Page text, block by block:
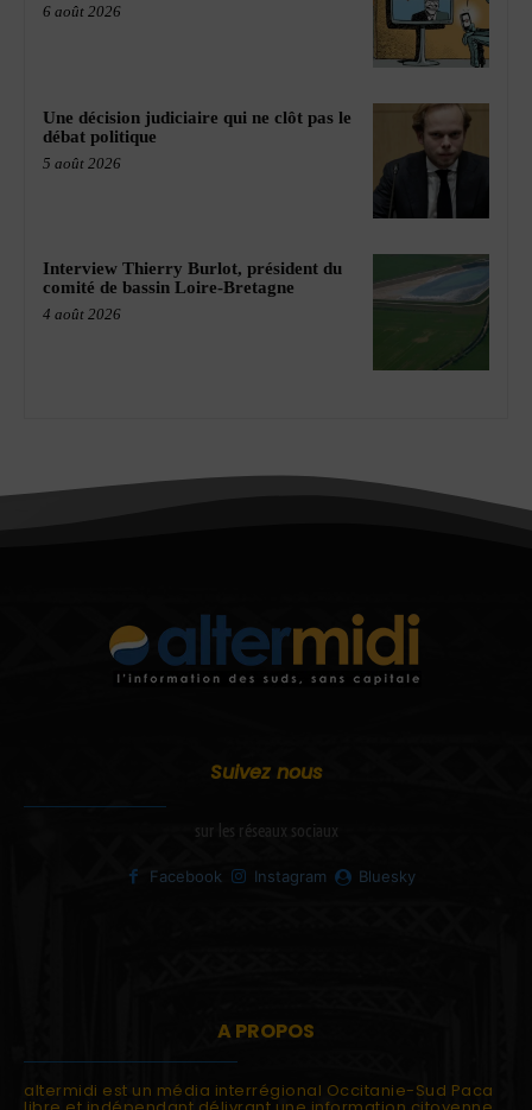
6 août 2026
Une décision judiciaire qui ne clôt pas le
débat politique
5 août 2026
Interview Thierry Burlot, président du
comité de bassin Loire-Bretagne
4 août 2026
Suivez nous
sur les réseaux sociaux
Facebook Instagram Bluesky
A PROPOS
altermidi est un média interrégional Occitanie-Sud Paca